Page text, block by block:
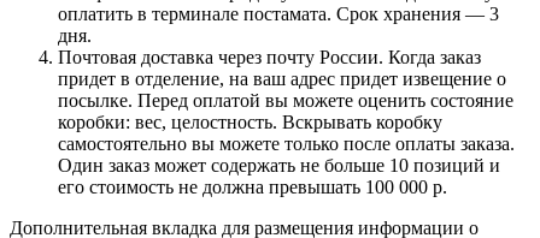
оплатить в терминале постамата. Срок хранения — 3
дня.
Почтовая доставка через почту России. Когда заказ
придет в отделение, на ваш адрес придет извещение о
посылке. Перед оплатой вы можете оценить состояние
коробки: вес, целостность. Вскрывать коробку
самостоятельно вы можете только после оплаты заказа.
Один заказ может содержать не больше 10 позиций и
его стоимость не должна превышать 100 000 р.
Дополнительная вкладка для размещения информации о